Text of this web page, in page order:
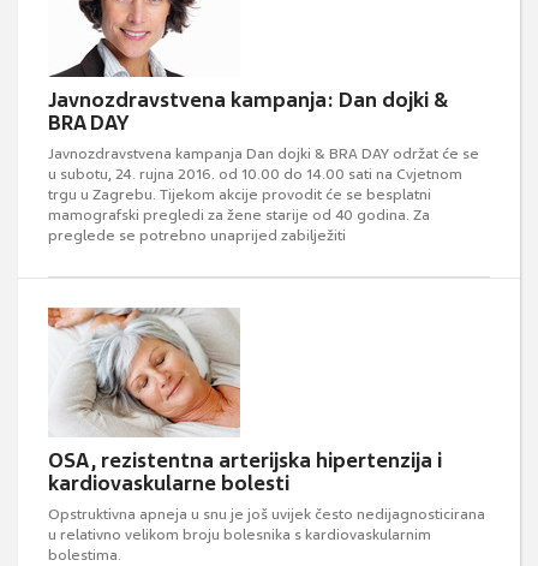
Javnozdravstvena kampanja: Dan dojki &
BRA DAY
Javnozdravstvena kampanja Dan dojki & BRA DAY održat će se
u subotu, 24. rujna 2016. od 10.00 do 14.00 sati na Cvjetnom
trgu u Zagrebu. Tijekom akcije provodit će se besplatni
mamografski pregledi za žene starije od 40 godina. Za
preglede se potrebno unaprijed zabilježiti
OSA, rezistentna arterijska hipertenzija i
kardiovaskularne bolesti
Opstruktivna apneja u snu je još uvijek često nedijagnosticirana
u relativno velikom broju bolesnika s kardiovaskularnim
bolestima.